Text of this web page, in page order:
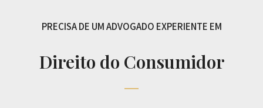
PRECISA DE UM ADVOGADO EXPERIENTE EM
Direito do Consumidor